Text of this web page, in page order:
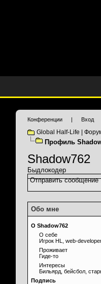
Конференции | Вход
Global Half-Life |
Профиль
Shadow762
Быдлокодер
Отправить сообщение
Обо мне
О Shadow762
О себе
Игрок HL, web-
Проживает
Гиде-то
Интересы
Бильярд, бейсбол,
Подпись